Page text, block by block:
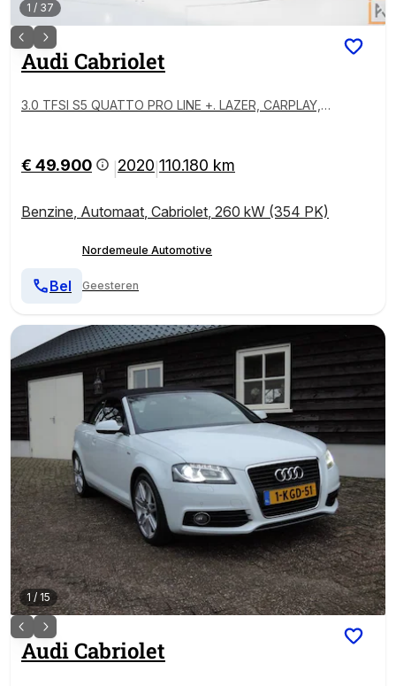
1 / 37
AudiCabriolet
3.0 TFSI S5 QUATTO PRO LINE +. LAZER, CARPLAY,
€ 49.900 2020 110.180 km
Benzine, Automaat, Cabriolet, 260 kW (354 PK)
Nordemeule Automotive
Geesteren
Bel
1 / 15
AudiCabriolet